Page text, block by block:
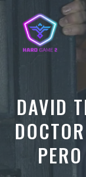
contenido
DAVID